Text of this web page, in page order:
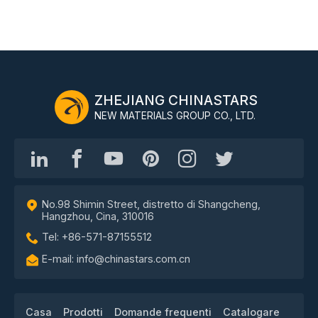
ZHEJIANG CHINASTARS
NEW MATERIALS GROUP CO., LTD.
No.98 Shimin Street, distretto di Shangcheng,
Hangzhou, Cina, 310016
Tel: +86-571-87155512
E-mail: info@chinastars.com.cn
Casa Prodotti Domande frequenti Catalogare